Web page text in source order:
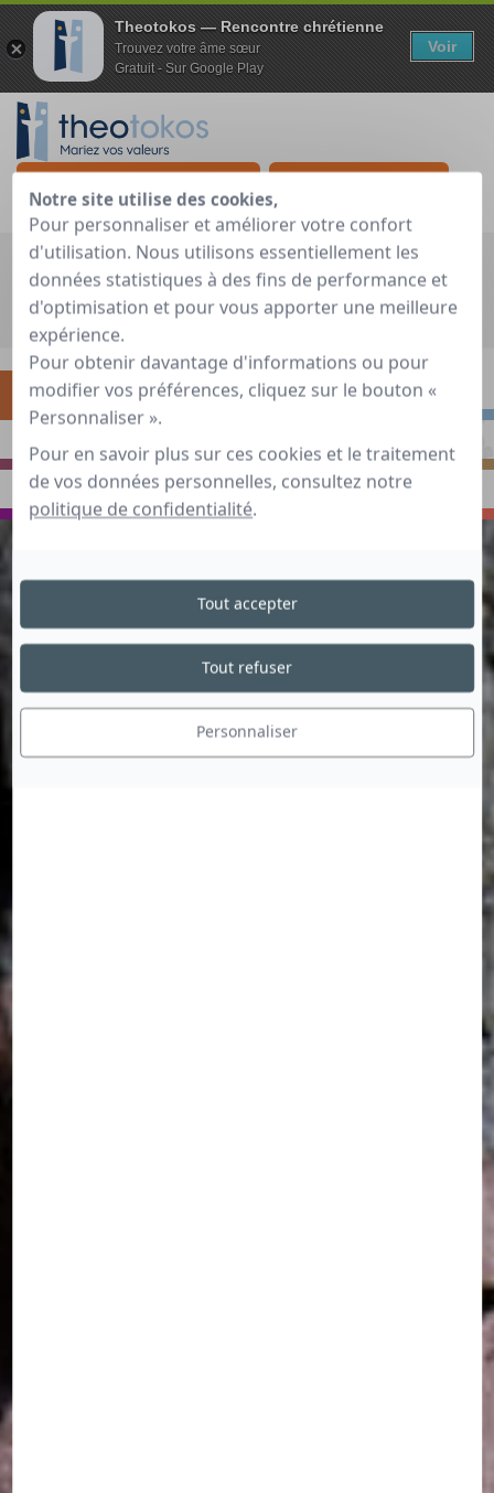
Je teste gratuitement
Recherche globale
Accueil»Guide de rencontre chrétienne»S'interroger»Styles
d'attachement, insécurité, solitude
S'INTERROGER RENCONTRER
PRIER S'INSPIRER
VOYAGER ECHANGER
Theotokos — Rencontre chrétienne
Trouvez votre âme sœur
Gratuit - Sur Google Play
Voir
Notre site utilise des cookies,
Pour personnaliser et améliorer votre confort
d'utilisation. Nous utilisons essentiellement les
données statistiques à des fins de performance et
d'optimisation et pour vous apporter une meilleure
expérience.
Pour obtenir davantage d'informations ou pour
modifier vos préférences, cliquez sur le bouton «
Personnaliser ».
Pour en savoir plus sur ces cookies et le traitement
de vos données personnelles, consultez notre
politique de confidentialité.
Personnaliser
Tout refuser
Tout accepter